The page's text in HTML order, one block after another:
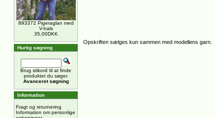
893372 Pigeraglan med
V-hals
35,00DKK
Hurtig søgning
Brug stikord til at finde
produktet du søger.
Avanceret søgning
Information
Fragt og returnering
Information om personlige
Opskriften sælges kun sammen med modellens garn.